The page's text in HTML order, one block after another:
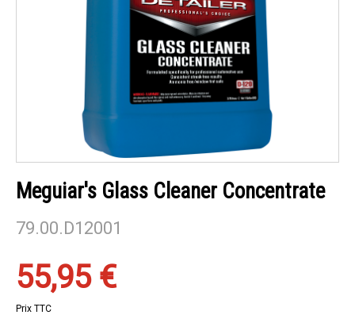
Meguiar's Glass Cleaner Concentrate
79.00.D12001
55,95 €
Prix TTC